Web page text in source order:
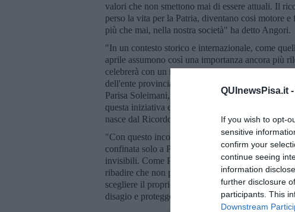
QUInewsPisa.it -
If you wish to opt-
sensitive
confirm your
continue seeing
information
further disclosure
participants. This
Downstream
valori che non smettono mai di essere attuali. Il
perso la vita per la Patria, diventano cosi motore
più che mai, nella nostra società" ha detto Angori.
"In un contesto storico e internazionale, come
aprile assumono così una importanza ancora più
celebrerà con un momento lunedi 27 aprile
dell'ente provinciale, con un intervento dal titolo
Parisa Soleimani, Mediatrice Linguistica
questa iniziativa e per permetterci, ogni anno, di
nasce dal Ricordo vivo del Maggiore Ciardelli"
"Con questo incontro vogliamo rompere il
confinata solo a Paesi lontani, ma tocca da vicino
invisibili. Come Provincia, sentiamo il dovere di
ribadire che non può esserci sviluppo sociale
scegliere il proprio futuro. La scuola e la rete
disagio e proteggere il diritto all'istruzione di ogni